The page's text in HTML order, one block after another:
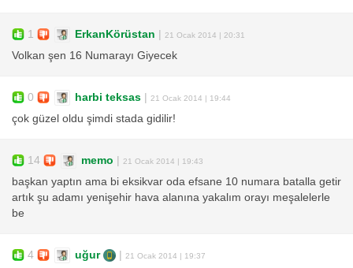
1 ErkanKörüstan | 21 Ocak 2014 | 20:31
Volkan şen 16 Numarayı Giyecek
0 harbi teksas | 21 Ocak 2014 | 19:44
çok güzel oldu şimdi stada gidilir!
14 memo | 21 Ocak 2014 | 19:43
başkan yaptın ama bi eksikvar oda efsane 10 numara batalla getir
artık şu adamı yenişehir hava alanına yakalım orayı meşalelerle
be
4 uğur | 21 Ocak 2014 | 19:37